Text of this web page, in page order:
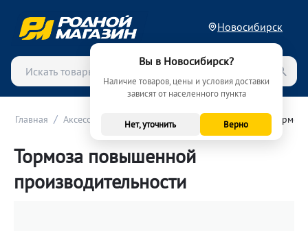
Новосибирск
Вы в Новосибирск?
Наличие товаров, цены и условия доставки
зависят от населенного пункта
Нет, уточнить Верно
Главная / Аксессуары и тюнинг Технический тюнинг
Тормоза повышенной
производительности